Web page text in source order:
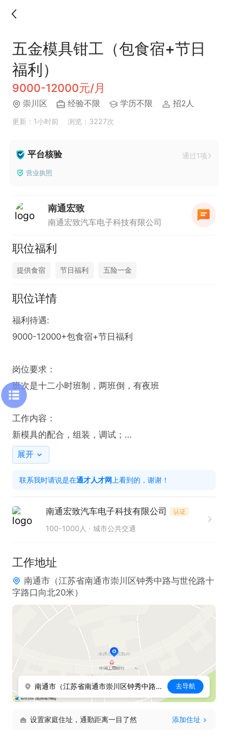
五金模具钳工（包食宿+节日
福利）
9000-12000元/月
崇川区 经验不限 学历不限 招2人
更新：1小时前 浏览：3227次
平台核验 通过1项
营业执照
南通宏致
南通宏致汽车电子科技有限公司
职位福利
提供食宿 节日福利 五险一金
职位详情
福利待遇:
9000-12000+包食宿+节日福利
岗位要求：
班次是十二小时班制，两班倒，有夜班
工作内容：
新模具的配合，组装，调试；
配合模具设计根据调试结果修改模具，并进行再调
采取纠正预防行动改善模具，提升产品品质、提高工
协助上级更改并测试设备能力和新工艺方法；
根据安排进行模具的常规维护；
按5S管理条例，每天作好工作场所的整理、整顿、清
扫，按规定区域摆放工具和物品并正确标识；
只需两步，轻松找工作：1、先点击投简历；2、再打
电话。联系时请说是在通才人才网看到的！
展开
联系我时请说是在通才人才网 上看到的，谢谢！
南通宏致汽车电子科技有限公司 认证
100-1000人 城市公共交通
工作地址
南通市（江苏省南通市崇川区钟秀中路与世伦路十
字路口向北20米）
南通市（江苏省南通市崇川区钟秀中路与世伦路十字路口向北20米） 去导航
设置家庭住址，通勤距离一目了然 添加住址